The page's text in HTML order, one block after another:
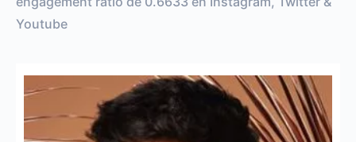
Youtube